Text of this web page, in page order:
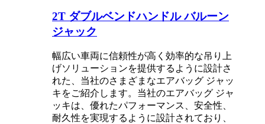
2T ダブルベンドハンドル バルーン
ジャック
幅広い車両に信頼性が高く効率的な吊り上
げソリューションを提供するように設計さ
れた、当社のさまざまなエアバッグ ジャッ
キをご紹介します。当社のエアバッグ ジャ
ッキは、優れたパフォーマンス、安全性、
耐久性を実現するように設計されており、